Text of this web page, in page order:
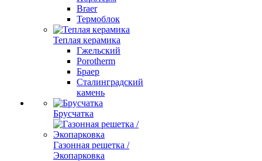
Braer
Термоблок
Теплая керамика
Гжельский
Porotherm
Браер
Сталинградский
камень
Брусчатка
Газонная решетка /
Экопарковка